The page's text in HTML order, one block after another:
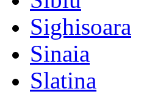
Sighisoara
Sinaia
Slatina